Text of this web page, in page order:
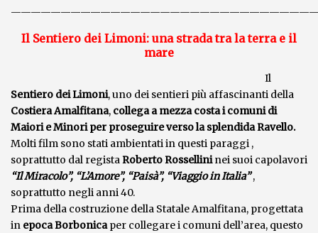
Il Sentiero dei Limoni: una strada tra la terra e il
mare
Il
Sentiero dei Limoni, uno dei sentieri più affascinanti della
Costiera Amalfitana, collega a mezza costa i comuni di
Maiori e Minori per proseguire verso la splendida Ravello.
Molti film sono stati ambientati in questi paraggi ,
soprattutto dal regista Roberto Rossellininei suoi capolavori
“Il Miracolo”, “L’Amore”, “Paisà”, “Viaggio in Italia”,
soprattutto negli anni 40.
Prima della costruzione della Statale Amalfitana, progettata
in epoca Borbonicaper collegare i comuni dell’area, questo